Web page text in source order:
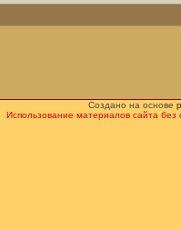
Создано на основе
Использование материалов сайта